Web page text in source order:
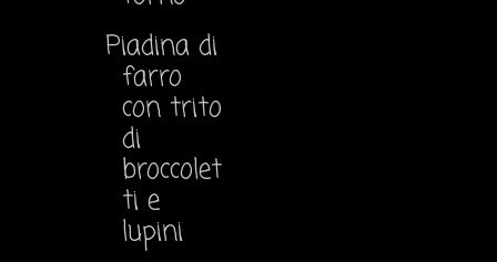
Piadina di
farro
con trito
di
broccolet
ti e
lupini